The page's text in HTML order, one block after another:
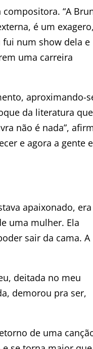
“A
é um exagero,
fui num show dela e
uma carreira
aproximando-
da literatura que
não é nada”,
e agora a gente
apaixonado, era
uma mulher. Ela
sair da cama. A
deitada no meu
demorou pra ser,
de uma